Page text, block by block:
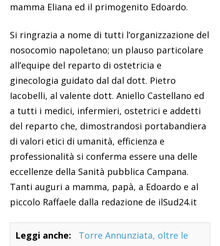
mamma Eliana ed il primogenito Edoardo.
Si ringrazia a nome di tutti l’organizzazione del
nosocomio napoletano; un plauso particolare
all’equipe del reparto di ostetricia e
ginecologia guidato dal dal dott. Pietro
Iacobelli, al valente dott. Aniello Castellano ed
a tutti i medici, infermieri, ostetrici e addetti
del reparto che, dimostrandosi portabandiera
di valori etici di umanità, efficienza e
professionalità si conferma essere una delle
eccellenze della Sanità pubblica Campana.
Tanti auguri a mamma, papà, a Edoardo e al
piccolo Raffaele dalla redazione de ilSud24.it
Leggi anche:
Torre Annunziata, oltre le